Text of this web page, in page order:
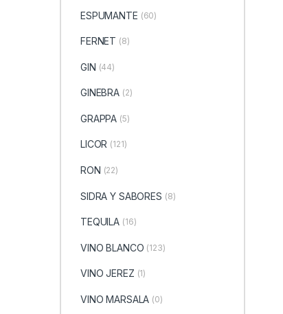
ESPUMANTE (60)
FERNET (8)
GIN (44)
GINEBRA (2)
GRAPPA (5)
LICOR (121)
RON (22)
SIDRA Y SABORES (8)
TEQUILA (16)
VINO BLANCO (123)
VINO JEREZ (1)
VINO MARSALA (0)